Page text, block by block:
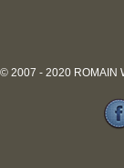
© 2007 - 2020 ROMAIN